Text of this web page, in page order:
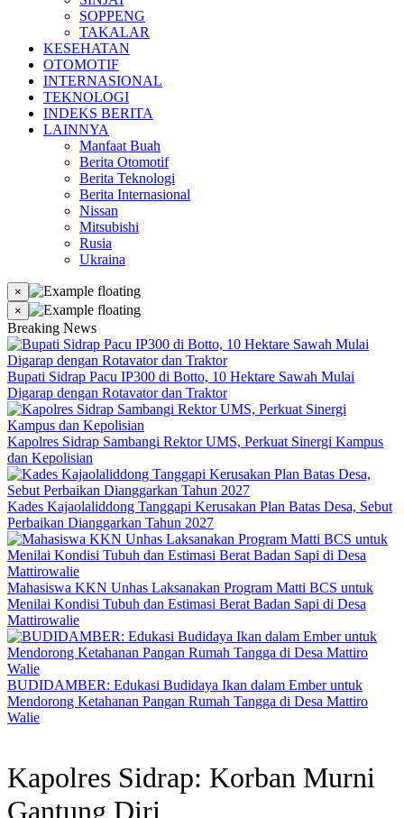
SOPPENG
TAKALAR
KESEHATAN
OTOMOTIF
INTERNASIONAL
TEKNOLOGI
INDEKS BERITA
LAINNYA
Manfaat Buah
Berita Otomotif
Berita Teknologi
Berita Internasional
Nissan
Mitsubishi
Rusia
Ukraina
×
×
Breaking News
Bupati Sidrap Pacu IP300 di Botto, 10 Hektare Sawah Mulai
Digarap dengan Rotavator dan Traktor
Kapolres Sidrap Sambangi Rektor UMS, Perkuat Sinergi Kampus
dan Kepolisian
Kades Kajaolaliddong Tanggapi Kerusakan Plan Batas Desa, Sebut
Perbaikan Dianggarkan Tahun 2027
Mahasiswa KKN Unhas Laksanakan Program Matti BCS untuk
Menilai Kondisi Tubuh dan Estimasi Berat Badan Sapi di Desa
Mattirowalie
BUDIDAMBER: Edukasi Budidaya Ikan dalam Ember untuk
Mendorong Ketahanan Pangan Rumah Tangga di Desa Mattiro
Walie
Kapolres Sidrap: Korban Murni
Gantung Diri